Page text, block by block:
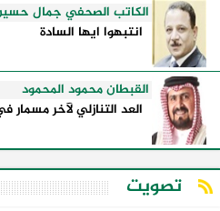
الكاتب الصحفي جمال
انتبهوا ايها السادة
القبطان محمود المحمود
العد التنازلي لآخر
تصويت